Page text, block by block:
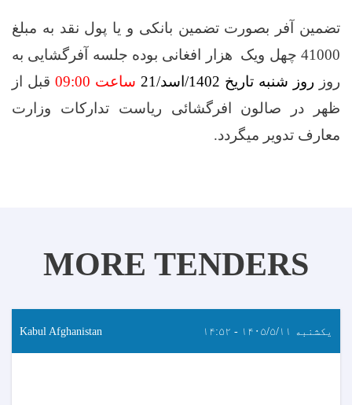
تضمین آفر بصورت تضمین بانکی و یا پول نقد به مبلغ
41000 چهل ویک هزار افغانی بوده جلسه آفرگشایی به
روز روز شنبه تاریخ 1402/اسد/21 ساعت 09:00
قبل از
ظهر در صالون افرگشائی ریاست تدارکات وزارت
معارف تدویر میگردد.
MORE TENDERS
یکشنبه ۱۴۰۵/۵/۱۱ - ۱۴:۵۲ Kabul Afghanistan